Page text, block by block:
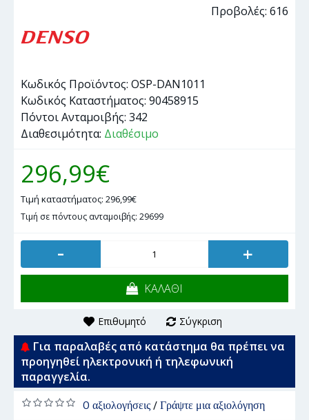
Προβολές: 616
Κωδικός Προϊόντος: OSP-DAN1011
Κωδικός Καταστήματος: 90458915
Πόντοι Ανταμοιβής: 342
Διαθεσιμότητα: Διαθέσιμο
296,99€
Τιμή καταστήματος: 296,99€
Τιμή σε πόντους ανταμοιβής: 29699
- +
ΚΑΛΑΘΙ
Επιθυμητό Σύγκριση
Για παραλαβές από κατάστημα θα πρέπει να
προηγηθεί ηλεκτρονική ή τηλεφωνική
παραγγελία.
0 αξιολογήσεις/ Γράψτε μια αξιολόγηση